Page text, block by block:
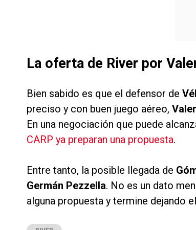
La oferta de River por
Bien sabido es que el defensor de
preciso y con buen juego aéreo,
En una negociación que puede
CARP ya preparan una propuesta.
Entre tanto, la posible llegada de
Germán Pezzella. No es un dato
alguna propuesta y termine dejando